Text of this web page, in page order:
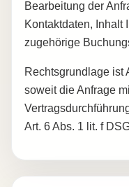
Bearbeitung der
Kontaktdaten, Inhalt
zugehörige
Rechtsgrundlage ist
soweit die Anfrage
Art. 6 Abs. 1 lit. f